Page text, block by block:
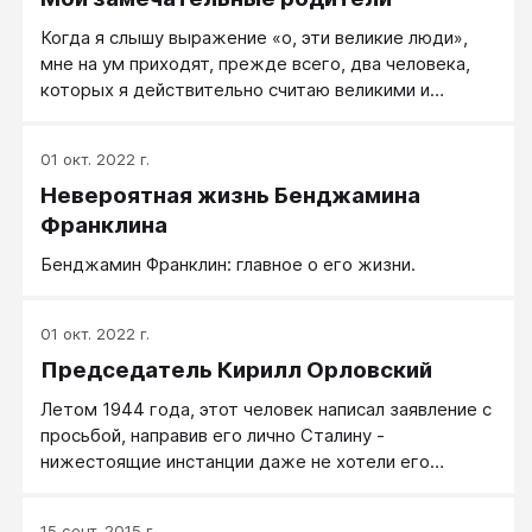
что оказалось за пределами человеческих
интересов: говорила никому не нужному, ничем не
примечательному, нищему, увечному, плохо
Когда я слышу выражение «о, эти великие люди»,
мне на ум приходят, прежде всего, два человека,
которых я действительно считаю великими и
заботливых, два самых требовательных и
справедливых, два самых мудрых и знающих - два
человека, которые открыли передо мной двери в
ком эти слова? Эти великие и замечательные люди,
жизни – мои родители.
01 окт. 2022 г.
Невероятная жизнь Бенджамина
Франклина
Бенджамин Франклин: главное о его жизни.
01 окт. 2022 г.
Председатель Кирилл Орловский
Летом 1944 года, этот человек написал заявление с
просьбой, направив его лично Сталину -
нижестоящие инстанции даже не хотели его